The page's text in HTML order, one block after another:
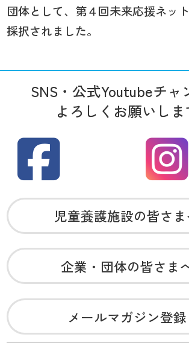
団体として、第４回未来応援ネッ
採択されました。
SNS・公式Youtubeチャ
よろしくお願いしま
児童養護施設の皆さ
企業・団体の皆さま
メールマガジン登録